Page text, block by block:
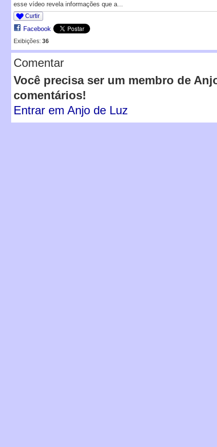
esse vídeo revela informações que a...
Curtir
Facebook
Exibições: 36
Comentar
Você precisa ser um membro de
comentários!
Entrar em Anjo de Luz